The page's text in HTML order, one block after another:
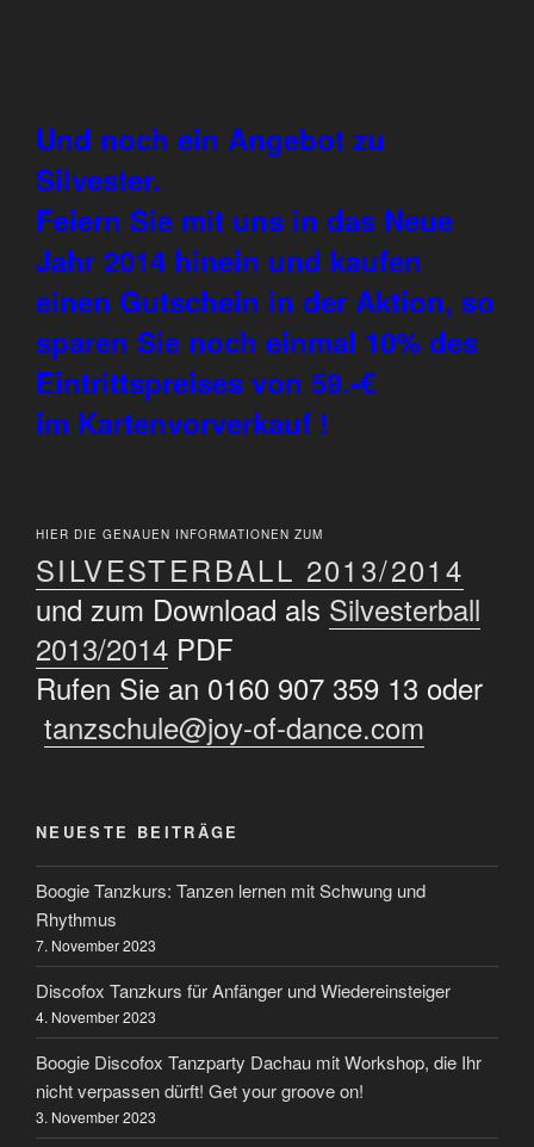
Und noch ein Angebot zu
Silvester.
Feiern Sie mit uns in das Neue
Jahr 2014 hinein und kaufen
einen Gutschein in der Aktion, so
sparen Sie noch einmal 10% des
Eintrittspreises von 59.-€
im Kartenvorverkauf !
HIER DIE GENAUEN INFORMATIONEN ZUM
SILVESTERBALL 2013/2014
und zum Download als Silvesterball
2013/2014 PDF
Rufen Sie an 0160 907 359 13 oder
tanzschule@joy-of-dance.com
NEUESTE BEITRÄGE
Boogie Tanzkurs: Tanzen lernen mit Schwung und
Rhythmus
7. November 2023
Discofox Tanzkurs für Anfänger und Wiedereinsteiger
4. November 2023
Boogie Discofox Tanzparty Dachau mit Workshop, die Ihr
nicht verpassen dürft! Get your groove on!
3. November 2023